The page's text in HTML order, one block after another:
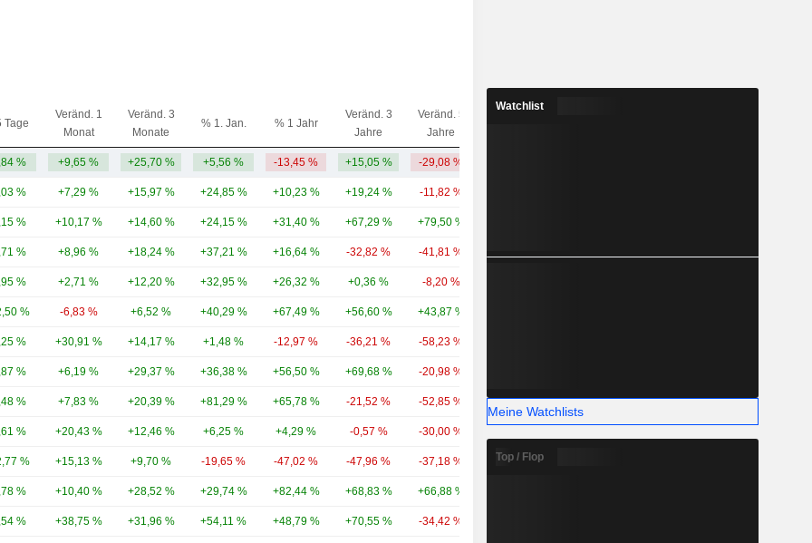
Tage
Veränd. 1
Monat
Veränd. 3
Monate
% 1. Jan. % 1 Jahr
Veränd. 3
Jahre
Veränd. 5
Jahre
% +9,65 % +25,70 % +5,56 % -13,45 % +15,05 % -29,08 %
% +7,29 % +15,97 % +24,85 % +10,23 % +19,24 % -11,82 %
% +10,17 % +14,60 % +24,15 % +31,40 % +67,29 % +79,50 %
% +8,96 % +18,24 % +37,21 % +16,64 % -32,82 % -41,81 %
% +2,71 % +12,20 % +32,95 % +26,32 % +0,36 % -8,20 %
% -6,83 % +6,52 % +40,29 % +67,49 % +56,60 % +43,87 %
% +30,91 % +14,17 % +1,48 % -12,97 % -36,21 % -58,23 %
% +6,19 % +29,37 % +36,38 % +56,50 % +69,68 % -20,98 %
% +7,83 % +20,39 % +81,29 % +65,78 % -21,52 % -52,85 % - 4,12 Mrd.
% +20,43 % +12,46 % +6,25 % +4,29 % -0,57 % -30,00 %
% +15,13 % +9,70 % -19,65 % -47,02 % -47,96 % -37,18 % -12,19 %
% +10,40 % +28,52 % +29,74 % +82,44 % +68,83 % +66,88 %
% +38,75 % +31,96 % +54,11 % +48,79 % +70,55 % -34,42 %
Watchlist
Meine Watchlists
Top / Flop